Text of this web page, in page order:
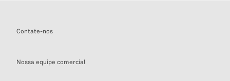
Contate-nos
Nossa equipe comercial